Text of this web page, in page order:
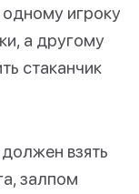
одному игроку
а другому
стаканчик
взять
залпом